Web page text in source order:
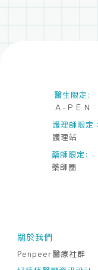
醫生限定:
Ａ-ＰＥＮ
護理師限定：
護理站
藥師限定:
藥師圈
關於我們
Penpeer醫療社群